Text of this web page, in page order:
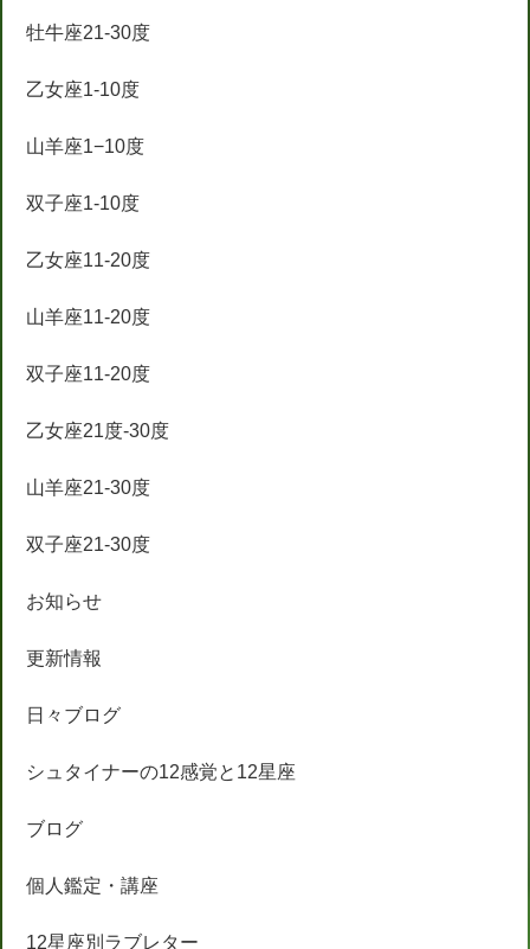
牡牛座21-30度
乙女座1-10度
山羊座1−10度
双子座1-10度
乙女座11-20度
山羊座11-20度
双子座11-20度
乙女座21度-30度
山羊座21-30度
双子座21-30度
お知らせ
更新情報
日々ブログ
シュタイナーの12感覚と12星座
ブログ
個人鑑定・講座
12星座別ラブレター